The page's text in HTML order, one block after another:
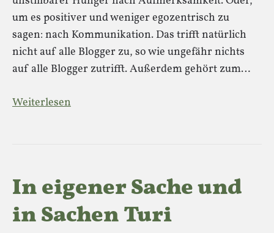
um es positiver und weniger egozentrisch zu
sagen: nach Kommunikation. Das trifft natürlich
nicht auf alle Blogger zu, so wie ungefähr nichts
auf alle Blogger zutrifft. Außerdem gehört zum…
Weiterlesen
In eigener Sache und
in Sachen Turi